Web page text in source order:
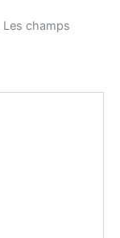
Les champs